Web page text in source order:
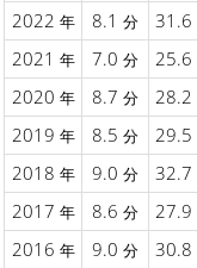
2022 年 8.1 分 31.6
2021 年 7.0 分 25.6
2020 年 8.7 分 28.2
2019 年 8.5 分 29.5
2018 年 9.0 分 32.7
2017 年 8.6 分 27.9
2016 年 9.0 分 30.8